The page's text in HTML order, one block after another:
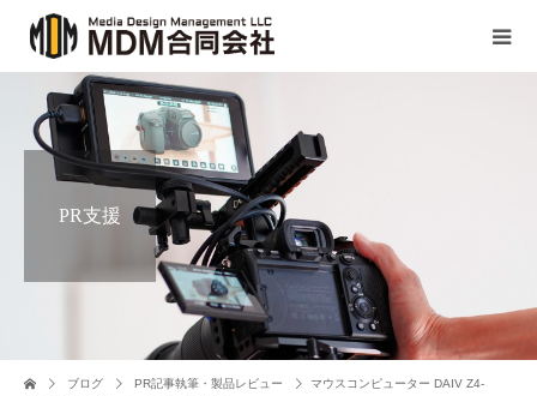
PR支援
ブログ PR記事執筆・製品レビュー
マウスコンピューター DAIV Z4-